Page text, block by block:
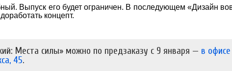
Выпуск его будет ограничен. В последующем «Дизайн
концепт.
Места силы» можно по предзаказу с 9 января — в офисе
45.